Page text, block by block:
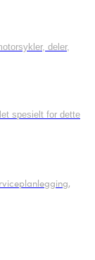
deler,
spesielt for dette